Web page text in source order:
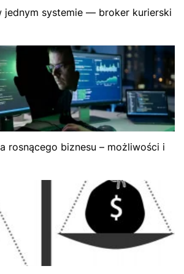
jednym systemie — broker kurierski
rosnącego biznesu – możliwości i